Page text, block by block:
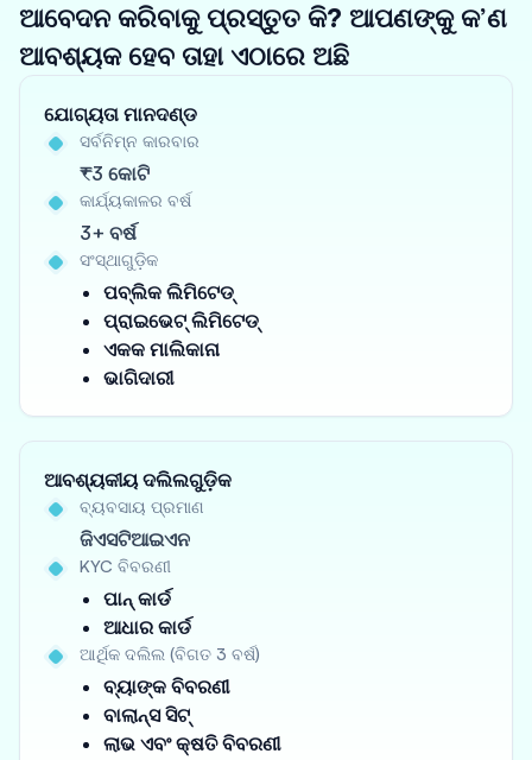
ଆବେଦନ କରିବାକୁ ପ୍ରସ୍ତୁତ କି? ଆପଣଙ୍କୁ କ’ଣ
ଆବଶ୍ୟକ ହେବ ତାହା ଏଠାରେ ଅଛି
ଯୋଗ୍ୟତା ମାନଦଣ୍ଡ
ସର୍ବନିମ୍ନ କାରବାର
₹3 କୋଟି
କାର୍ଯ୍ୟକାଳର ବର୍ଷ
3+ ବର୍ଷ
ସଂସ୍ଥାଗୁଡ଼ିକ
ପବ୍ଲିକ ଲିମିଟେଡ୍
ପ୍ରାଇଭେଟ୍ ଲିମିଟେଡ୍
ଏକକ ମାଲିକାନା
ଭାଗିଦାରୀ
ଆବଶ୍ୟକୀୟ ଦଲିଲଗୁଡ଼ିକ
ବ୍ୟବସାୟ ପ୍ରମାଣ
ଜିଏସଟିଆଇଏନ
KYC ବିବରଣୀ
ପାନ୍ କାର୍ଡ
ଆଧାର କାର୍ଡ
ଆର୍ଥିକ ଦଲିଲ (ବିଗତ 3 ବର୍ଷ)
ବ୍ୟାଙ୍କ ବିବରଣୀ
ବାଲାନ୍ସ ସିଟ୍
ଲାଭ ଏବଂ କ୍ଷତି ବିବରଣୀ